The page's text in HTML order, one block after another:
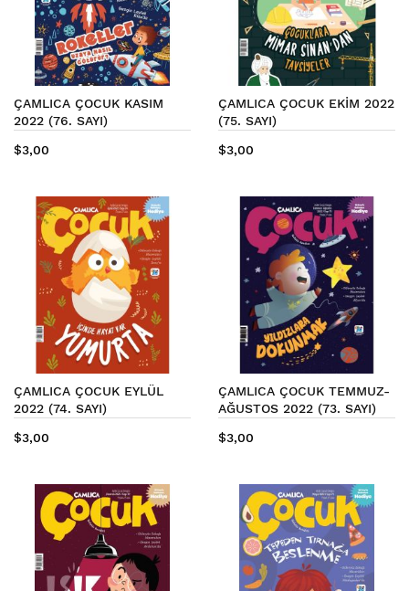
ÇAMLICA ÇOCUK KASIM
2022 (76. SAYI)
$3,00
ÇAMLICA ÇOCUK EKİM 2022
(75. SAYI)
$3,00
ÇAMLICA ÇOCUK EYLÜL
2022 (74. SAYI)
$3,00
ÇAMLICA ÇOCUK TEMMUZ-
AĞUSTOS 2022 (73. SAYI)
$3,00